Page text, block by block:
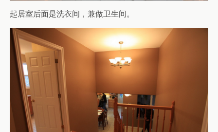
起居室后面是洗衣间，兼做卫生间。